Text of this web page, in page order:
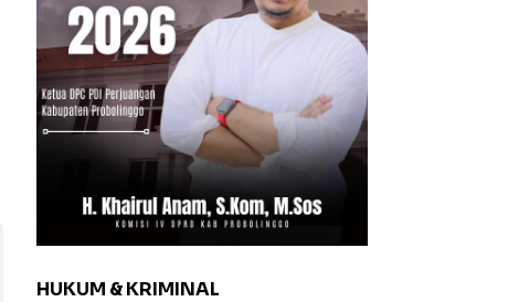
HUKUM & KRIMINAL